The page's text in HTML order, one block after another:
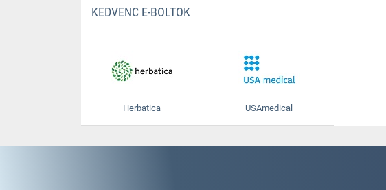
KEDVENC E-BOLTOK
Herbatica USAmedical